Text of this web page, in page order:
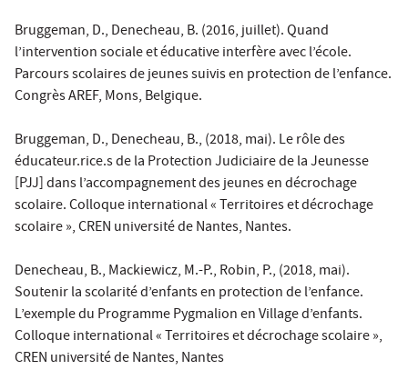
Bruggeman, D., Denecheau, B. (2016, juillet). Quand
l’intervention sociale et éducative interfère avec l’école.
Parcours scolaires de jeunes suivis en protection de l’enfance.
Congrès AREF, Mons, Belgique.
Bruggeman, D., Denecheau, B., (2018, mai). Le rôle des
éducateur.rice.s de la Protection Judiciaire de la Jeunesse
[PJJ] dans l’accompagnement des jeunes en décrochage
scolaire. Colloque international « Territoires et décrochage
scolaire », CREN université de Nantes, Nantes.
Denecheau, B., Mackiewicz, M.-P., Robin, P., (2018, mai).
Soutenir la scolarité d’enfants en protection de l’enfance.
L’exemple du Programme Pygmalion en Village d’enfants.
Colloque international « Territoires et décrochage scolaire »,
CREN université de Nantes, Nantes